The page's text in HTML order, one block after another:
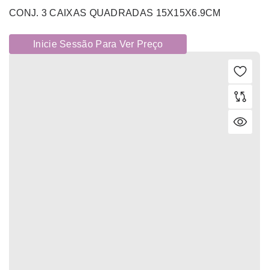
CONJ. 3 CAIXAS QUADRADAS 15X15X6.9CM
Inicie Sessão Para Ver Preço